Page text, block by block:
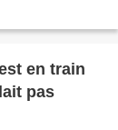
en train
pas